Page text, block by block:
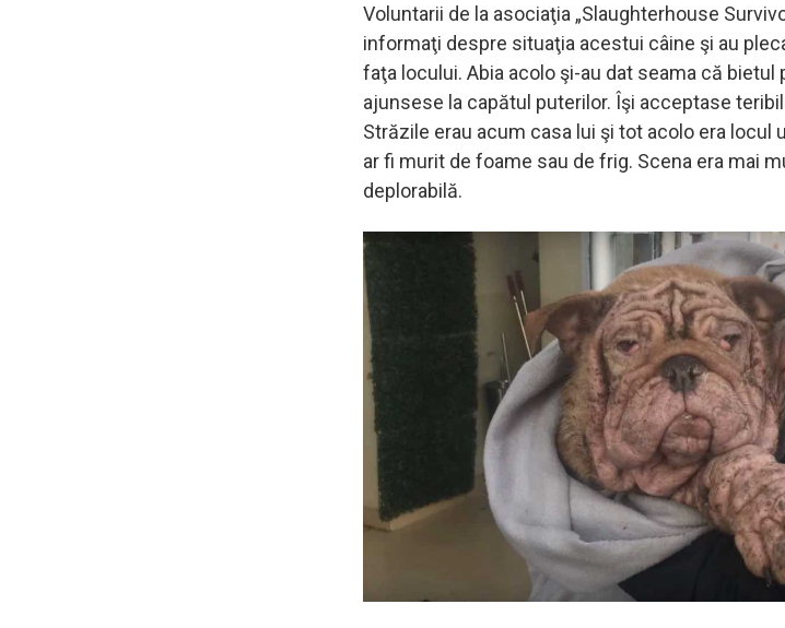
Voluntarii de la asociaţia „Slaughterhouse
informaţi despre situaţia acestui câine şi au
faţa locului. Abia acolo şi-au dat seama că bietul
ajunsese la capătul puterilor. Îşi acceptase
Străzile erau acum casa lui şi tot acolo era locul
ar fi murit de foame sau de frig. Scena era mai
deplorabilă.